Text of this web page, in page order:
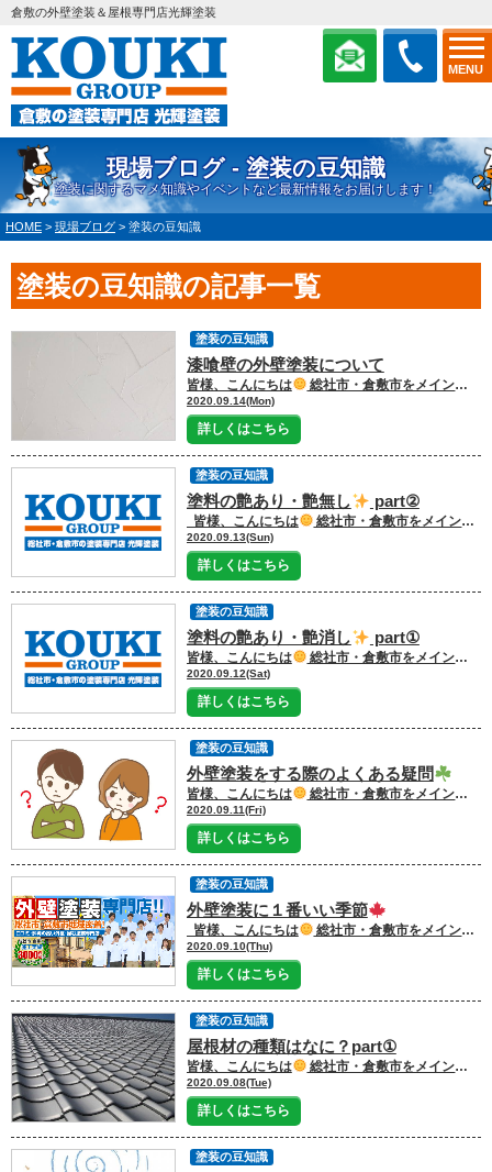
MENU
倉敷の外壁塗装＆屋根専門店光輝塗装
現場ブログ - 塗装の豆知識
塗装に関するマメ知識やイベントなど最新情報をお届けします！
HOME > 現場ブログ > 塗装の豆知識
塗装の豆知識の記事一覧
漆喰壁の外壁塗装について
皆様、こんにちは 総社市・倉敷市をメインに 塗装工事を行っております 外壁塗装・屋根塗装・雨漏り専門店の 光輝塗装です！！
2020.09.14(Mon)
詳しくはこちら
塗装の豆知識
塗料の艶あり・艶無し part②
皆様、こんにちは 総社市・倉敷市をメインに塗装工事を行っております 外壁塗装・屋根塗装・雨漏り専門店の 光輝塗装です！！
2020.09.13(Sun)
詳しくはこちら
塗装の豆知識
塗料の艶あり・艶消し part①
皆様、こんにちは 総社市・倉敷市をメインに塗装工事を行っております 外壁塗装・屋根塗装・雨漏り専門店の 光輝塗装です！！
2020.09.12(Sat)
詳しくはこちら
塗装の豆知識
外壁塗装をする際のよくある疑問
皆様、こんにちは 総社市・倉敷市をメインに塗装工事を行っております 外壁塗装・屋根塗装・雨漏り専門店の 光輝塗装です！！！
2020.09.11(Fri)
詳しくはこちら
塗装の豆知識
外壁塗装に１番いい季節
皆様、こんにちは 総社市・倉敷市をメインに塗装工事を行っております 外壁塗装・屋根塗装・雨漏り専門店の 光輝塗装です！！！
2020.09.10(Thu)
詳しくはこちら
塗装の豆知識
屋根材の種類はなに？part①
皆様、こんにちは 総社市・倉敷市をメインに塗装工事を行っております 外壁塗装・屋根塗装・雨漏り専門店の 光輝塗装です！！！
2020.09.08(Tue)
詳しくはこちら
塗装の豆知識
塗装の豆知識